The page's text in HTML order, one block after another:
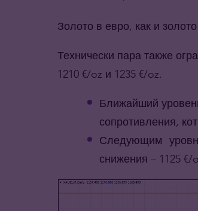
Золото в евро, как и
Технически пара также
1210 €/oz и 1235 €/oz.
Ближайший
сопротивления,
Следующим
снижения – 1125 €/